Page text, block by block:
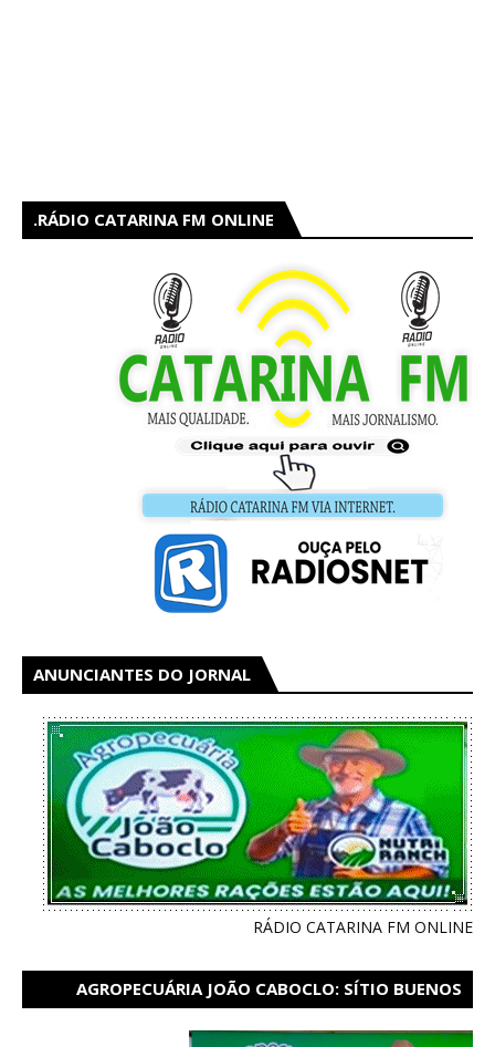
RÁDIO CATARINA FM ONLINE.
ANUNCIANTES DO JORNAL
RÁDIO CATARINA FM ONLINE
AGROPECUÁRIA JOÃO CABOCLO: SÍTIO BUENOS